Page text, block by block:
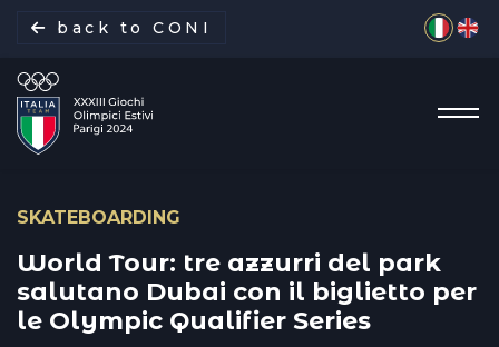
back to CONI
La missione
Italia Team
SKATEBOARDING
World Tour: tre azzurri del park
salutano Dubai con il biglietto per
le Olympic Qualifier Series